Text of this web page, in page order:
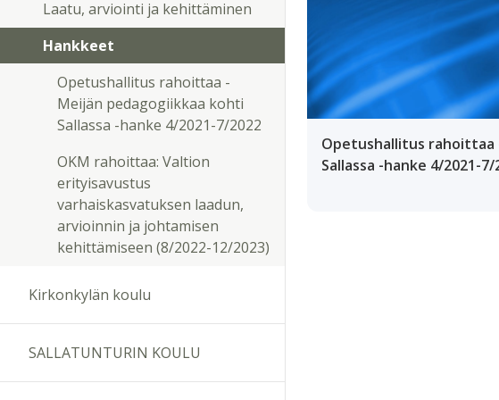
Opetushallitus rahoittaa
Sallassa -hanke 4/2021-7/
Laatu, arviointi ja kehittäminen
Hankkeet
Opetushallitus rahoittaa -
Meijän pedagogiikkaa kohti
Sallassa -hanke 4/2021-7/2022
OKM rahoittaa: Valtion
erityisavustus
varhaiskasvatuksen laadun,
arvioinnin ja johtamisen
kehittämiseen (8/2022-12/2023)
Kirkonkylän koulu
SALLATUNTURIN KOULU